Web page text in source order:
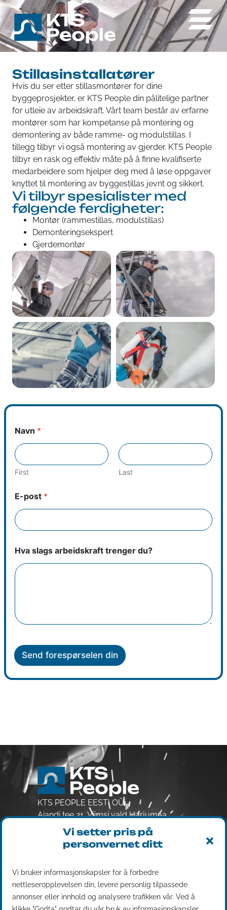
Vi setter pris på
personvernet ditt
Vi bruker informasjonskapsler for å forbedre
nettleseropplevelsen din, levere personlig tilpassede
annonser eller innhold og analysere trafikken vår. Ved å
Stillasinstallatører
Hvis du ser etter stillasmontører for dine
byggeprosjekter, er KTS People din pålitelige partner
for utleie av arbeidskraft. Vårt team består av erfarne
montører som har kompetanse på montering og
demontering av både ramme- og modulstillas. I
tillegg tilbyr vi også montering av gjerder. KTS People
tilbyr en rask og effektiv måte på å finne kvalifiserte
medarbeidere som hjelper deg med å løse oppgaver
knyttet til montering av byggestillas jevnt og sikkert.
Vi tilbyr spesialister med
følgende ferdigheter:
Montør (rammestillas, modulstillas)
Demonteringsekspert
Gjerdemontør
Navn *
First Last
E-post *
Hva slags arbeidskraft trenger du?
Send forespørselen din
KTS PEOPLE EESTI OÜ
Aiandi tee 21, Viimsi vald Harjumaa
Reg. 14833376
MVA EE102401808
Utleie av arbeidskraft
Tjenester
Kontakt